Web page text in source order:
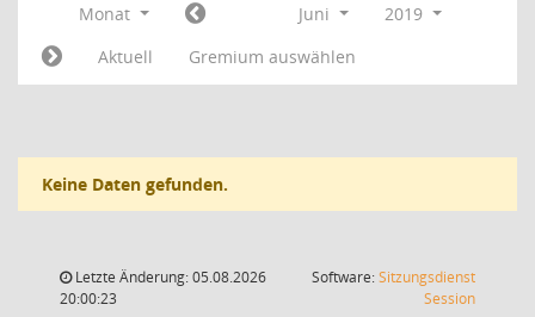
Monat Juni
2019
Aktuell
Gremium auswählen
Keine Daten gefunden.
Letzte Änderung: 05.08.2026
20:00:23
Software:Sitzungsdienst
Session(Wird in